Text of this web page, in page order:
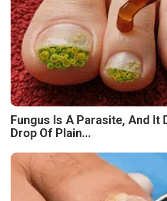
Fungus Is A Parasite, And It
Drop Of Plain...